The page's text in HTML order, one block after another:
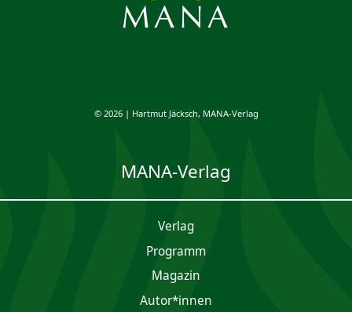
© 2026 | Hartmut Jäcksch, MANA-Verlag
MANA-Verlag
Verlag
Programm
Magazin
Autor*innen